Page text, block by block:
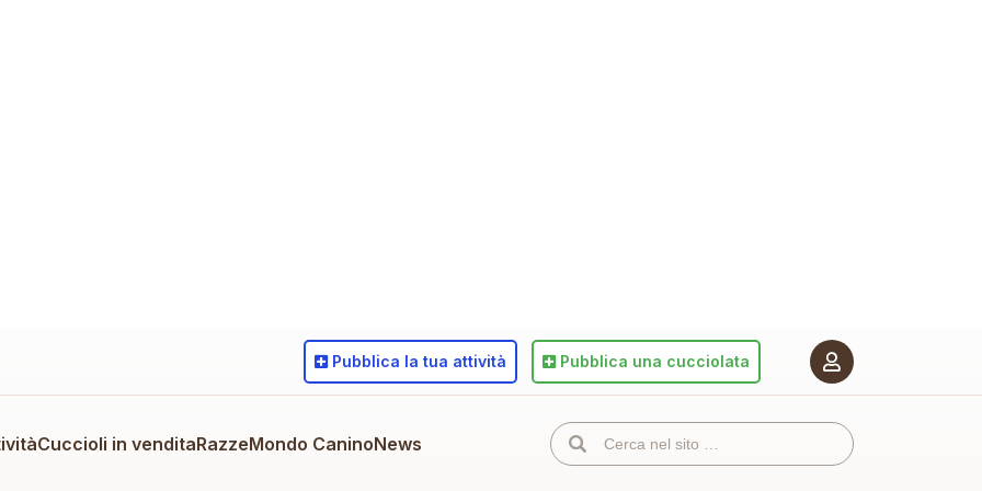
Cuccioli in venditaRazzeMondo CaninoNews
Pubblica la tua attività Pubblica una cucciolata